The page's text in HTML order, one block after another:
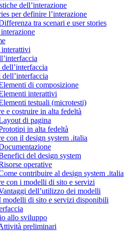
dell’interazione
per definire l’interazione
tra scenari e user stories
di composizione
interattivi
testuali (microtesti)
e costruire in alta fedeltà
di pagina
in alta fedeltà
con il design system .italia
del design system
operative
contribuire al design system .italia
con i modelli di sito e servizi
dell’utilizzo dei modelli
modelli di sito e servizi disponibili
allo sviluppo
preliminari